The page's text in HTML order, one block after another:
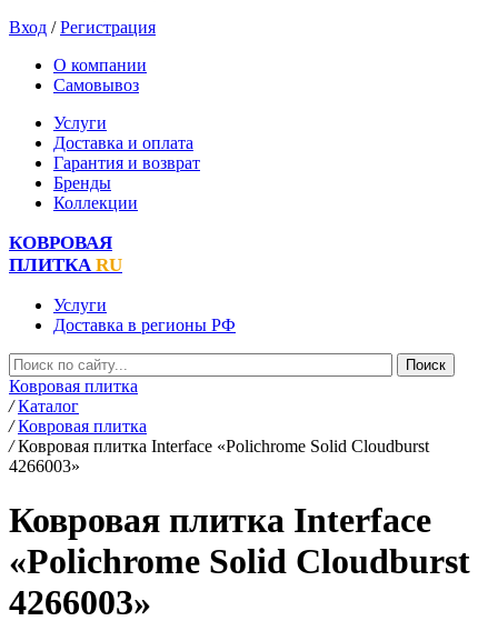
Вход /Регистрация
О компании
Самовывоз
Услуги
Доставка и оплата
Гарантия и возврат
Бренды
Коллекции
КОВРОВАЯ
ПЛИТКА RU
Услуги
Доставка в регионы РФ
Ковровая плитка
/ Каталог
/ Ковровая плитка
/ Ковровая плитка Interface «Polichrome Solid Cloudburst
4266003»
Ковровая плитка Interface
«Polichrome Solid Cloudburst
4266003»